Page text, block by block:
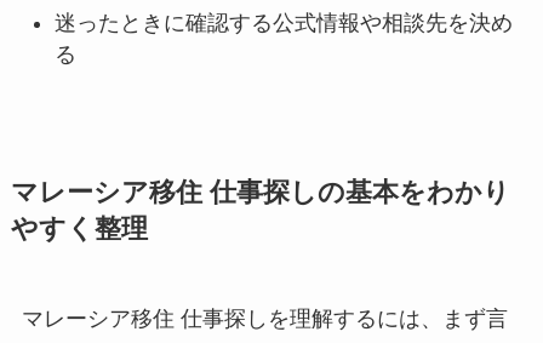
迷ったときに確認する公式情報や相談先を決め
る
マレーシア移住 仕事探しの基本をわかり
やすく整理
マレーシア移住 仕事探しを理解するには、まず言